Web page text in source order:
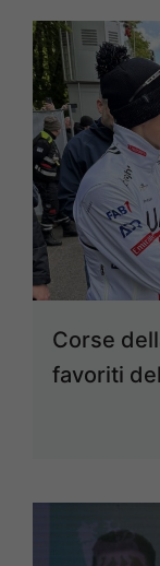
Corse
favoriti